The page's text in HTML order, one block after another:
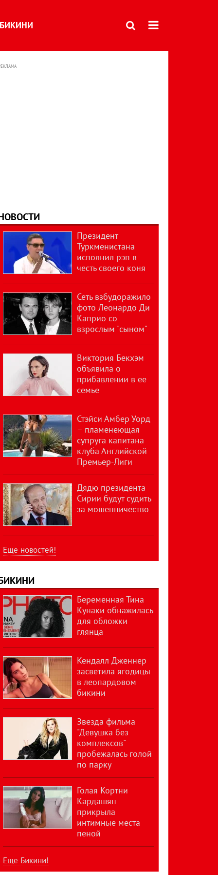
БИКИНИ
Президент
Туркменистана
исполнил рэп в
честь своего коня
Сеть взбудоражило
фото Леонардо Ди
Каприо со
взрослым "сыном"
Виктория Бекхэм
объявила о
прибавлении в ее
семье
Стэйси Амбер Уорд
– пламенеющая
супруга капитана
клуба Английской
Премьер-Лиги
Дядю президента
Сирии будут судить
за мошенничество
Еще новостей!
Беременная Тина
Кунаки обнажилась
для обложки
глянца
Кендалл Дженнер
засветила ягодицы
в леопардовом
бикини
Звезда фильма
"Девушка без
комплексов"
пробежалась голой
по парку
Голая Кортни
Кардашян
прикрыла
интимные места
пеной
Еще Бикини!